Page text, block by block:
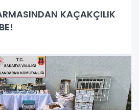
KAÇAKÇILIK